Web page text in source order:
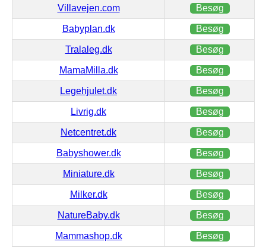
Villavejen.com Besøg
Babyplan.dk Besøg
Tralaleg.dk Besøg
MamaMilla.dk Besøg
Legehjulet.dk Besøg
Livrig.dk Besøg
Netcentret.dk Besøg
Babyshower.dk Besøg
Miniature.dk Besøg
Milker.dk Besøg
NatureBaby.dk Besøg
Mammashop.dk Besøg